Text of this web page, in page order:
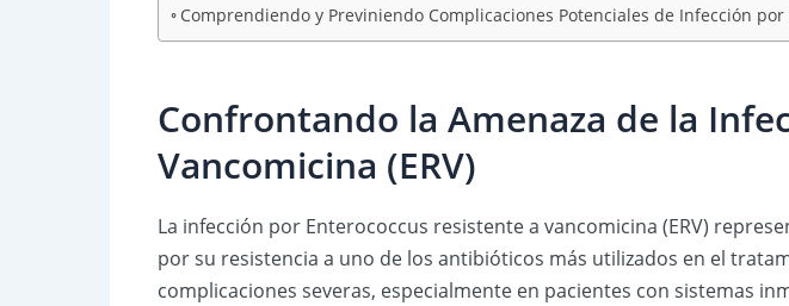
Comprendiendo y Previniendo Complicaciones Potenciales de Infección
Confrontando la Amenaza de la
Vancomicina (ERV)
La infección por Enterococcus resistente a vancomicina (ERV)
por su resistencia a uno de los antibióticos más utilizados en el
complicaciones severas, especialmente en pacientes con sistemas